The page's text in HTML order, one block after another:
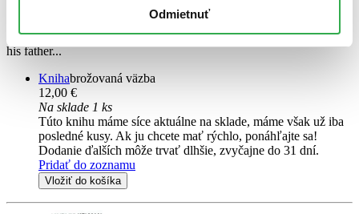
Odmietnuť
A local tries to sell his sister to a trucker as he passes through town;
a couple put their children to bed and hear a loud scratching at the
wall; a man looks into a mirror and reflects on becoming more like
his father...
Knihabrožovaná väzba
12,00 €
Na sklade 1 ks
Túto knihu máme síce aktuálne na sklade, máme však už iba
posledné kusy. Ak ju chcete mať rýchlo, ponáhľajte sa!
Dodanie ďalších môže trvať dlhšie, zvyčajne do 31 dní.
Pridať do zoznamu
Vložiť do košíka